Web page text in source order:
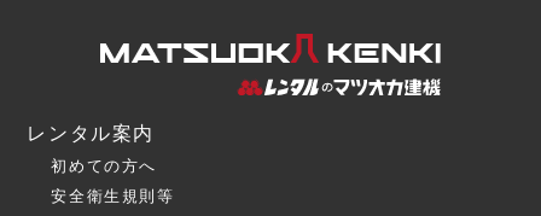
レンタル案内
初めての方へ
安全衛生規則等